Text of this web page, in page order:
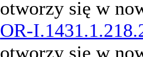
otworzy się w
OR-
otworzy się w